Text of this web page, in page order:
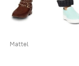
Mattel